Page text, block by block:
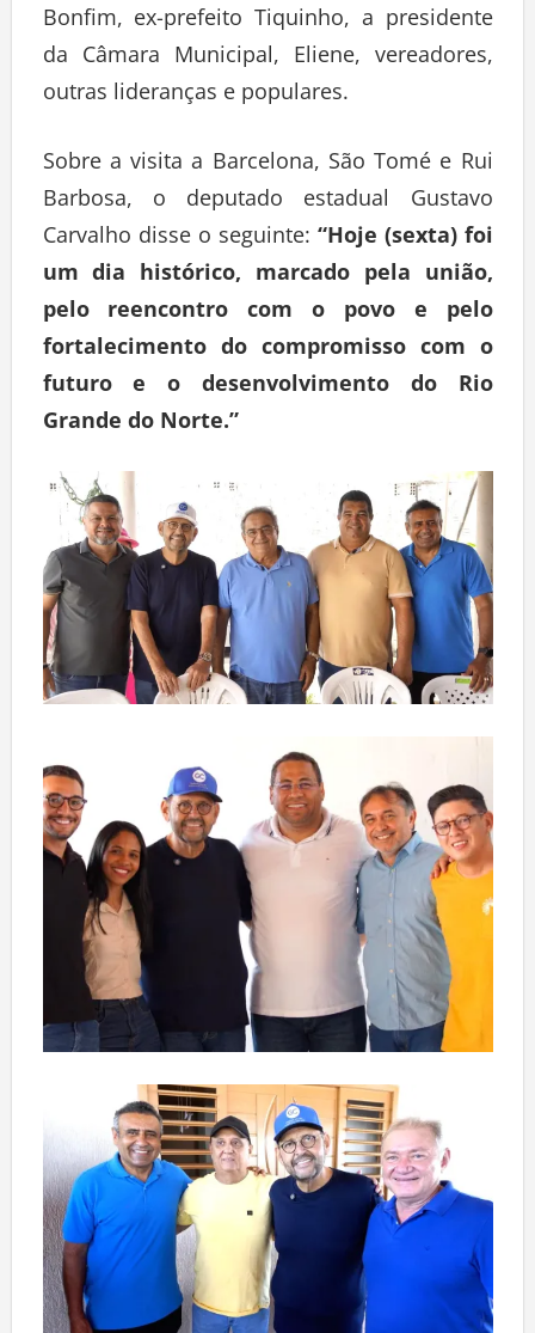
Bonfim, ex-prefeito Tiquinho, a presidente
da Câmara Municipal, Eliene, vereadores,
outras lideranças e populares.
Sobre a visita a Barcelona, São Tomé e Rui
Barbosa, o deputado estadual Gustavo
Carvalho disse o seguinte: “Hoje (sexta) foi
um dia histórico, marcado pela união,
pelo reencontro com o povo e pelo
fortalecimento do compromisso com o
futuro e o desenvolvimento do Rio
Grande do Norte.”